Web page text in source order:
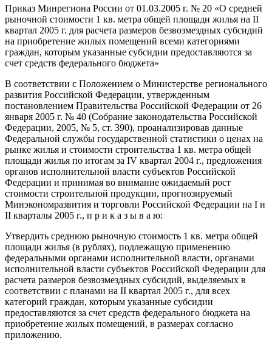
Приказ Минрегиона России от 01.03.2005 г. № 20 «О средней
рыночной стоимости 1 кв. метра общей площади жилья на II
квартал 2005 г. для расчета размеров безвозмездных субсидий
на приобретение жилых помещений всеми категориями
граждан, которым указанные субсидии предоставляются за
счет средств федерального бюджета»
В соответствии с Положением о Министерстве регионального
развития Российской Федерации, утвержденным
постановлением Правительства Российской Федерации от 26
января 2005 г. № 40 (Собрание законодательства Российской
Федерации, 2005, № 5, ст. 390), проанализировав данные
Федеральной службы государственной статистики о ценах на
рынке жилья и стоимости строительства 1 кв. метра общей
площади жилья по итогам за IV квартал 2004 г., предложения
органов исполнительной власти субъектов Российской
Федерации и принимая во внимание ожидаемый рост
стоимости строительной продукции, прогнозируемый
Минэкономразвития и торговли Российской Федерации на I и
II кварталы 2005 г., п р и к а з ы в а ю:
Утвердить среднюю рыночную стоимость 1 кв. метра общей
площади жилья (в рублях), подлежащую применению
федеральными органами исполнительной власти, органами
исполнительной власти субъектов Российской Федерации для
расчета размеров безвозмездных субсидий, выделяемых в
соответствии с планами на II квартал 2005 г., для всех
категорий граждан, которым указанные субсидии
предоставляются за счет средств федерального бюджета на
приобретение жилых помещений, в размерах согласно
приложению.